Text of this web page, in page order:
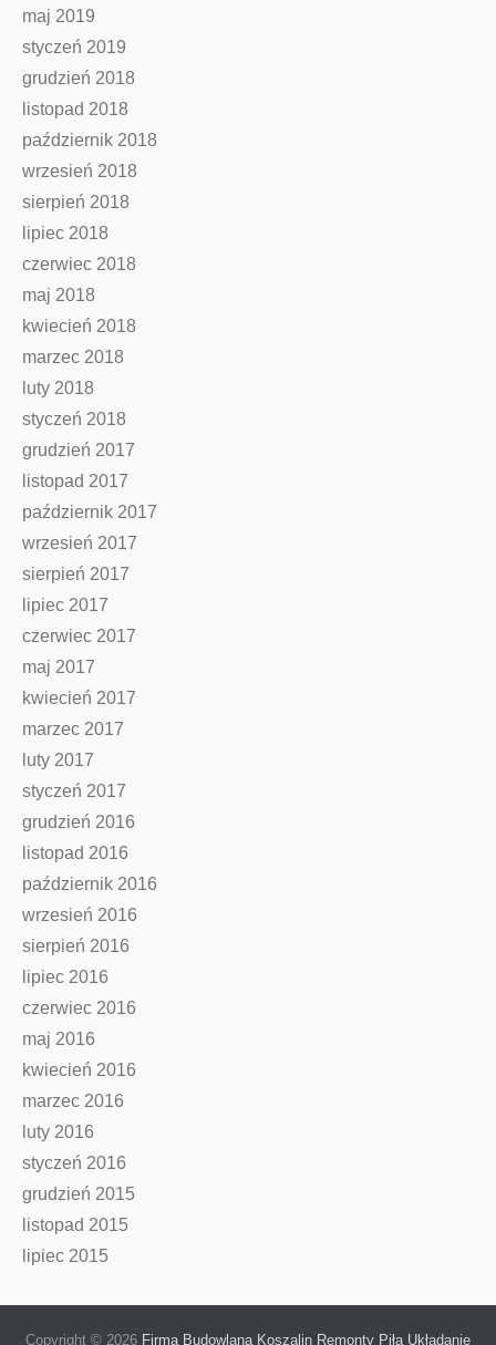
maj 2019
styczeń 2019
grudzień 2018
listopad 2018
październik 2018
wrzesień 2018
sierpień 2018
lipiec 2018
czerwiec 2018
maj 2018
kwiecień 2018
marzec 2018
luty 2018
styczeń 2018
grudzień 2017
listopad 2017
październik 2017
wrzesień 2017
sierpień 2017
lipiec 2017
czerwiec 2017
maj 2017
kwiecień 2017
marzec 2017
luty 2017
styczeń 2017
grudzień 2016
listopad 2016
październik 2016
wrzesień 2016
sierpień 2016
lipiec 2016
czerwiec 2016
maj 2016
kwiecień 2016
marzec 2016
luty 2016
styczeń 2016
grudzień 2015
listopad 2015
lipiec 2015
Copyright © 2026 Firma Budowlana Koszalin Remonty Piła Układanie